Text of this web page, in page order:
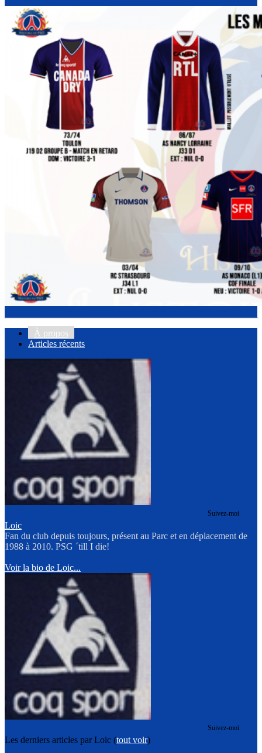
À propos
Articles récents
Suivez-moi
Loic
Fan du club depuis toujours, présent au Parc et en déplacement de
1988 à 2010. PSG ´till I die!
Voir la bio de Loic...
Suivez-moi
Les derniers articles par Loic (tout voir)